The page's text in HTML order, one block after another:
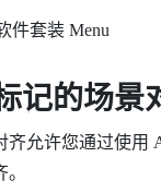
件套装 Menu
记的场景
齐允许您通过使用